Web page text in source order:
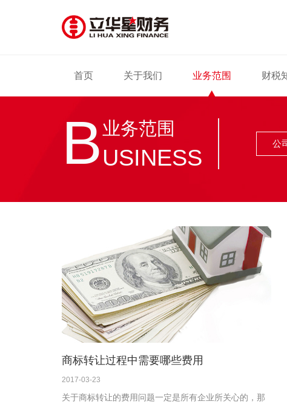
首页 关于我们 业务范围 财税
B业务范围
USINESS
公
商标转让过程中需要哪些费用
2017-03-23
关于商标转让的费用问题一定是所有企业所关心的，那